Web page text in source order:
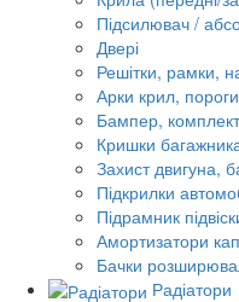
Підсилювач /
Двері
Решітки, рамки,
Арки крил,
Бампер,
Кришки
Захист двигуна,
Підкрилки
Підрамник
Амортизатори
Бачки
Радіатори